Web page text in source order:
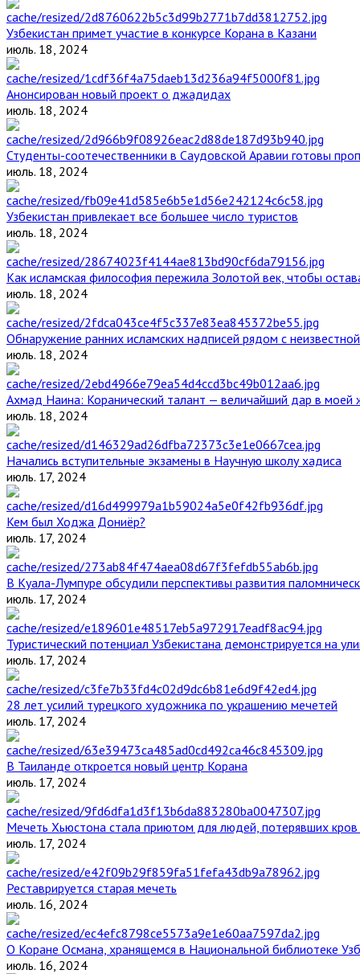
Узбекистан примет участие в конкурсе Корана в Казани
июль. 18, 2024
Анонсирован новый проект о джадидах
июль. 18, 2024
Студенты-соотечественники в Саудовской Аравии готовы
июль. 18, 2024
Узбекистан привлекает все большее число туристов
июль. 18, 2024
Как исламская философия пережила Золотой век, чтобы
июль. 18, 2024
Обнаружение ранних исламских надписей рядом с
июль. 18, 2024
Ахмад Наина: Коранический талант — величайший дар в моей
июль. 18, 2024
Начались вступительные экзамены в Научную школу хадиса
июль. 17, 2024
Кем был Ходжа Дониёр?
июль. 17, 2024
В Куала-Лумпуре обсудили перспективы развития
июль. 17, 2024
Туристический потенциал Узбекистана демонстрируется на
июль. 17, 2024
28 лет усилий турецкого художника по украшению мечетей
июль. 17, 2024
В Таиланде откроется новый центр Корана
июль. 17, 2024
Мечеть Хьюстона стала приютом для людей, потерявших кров
июль. 17, 2024
Реставрируется старая мечеть
июль. 16, 2024
О Коране Османа, хранящемся в Национальной библиотеке
июль. 16, 2024